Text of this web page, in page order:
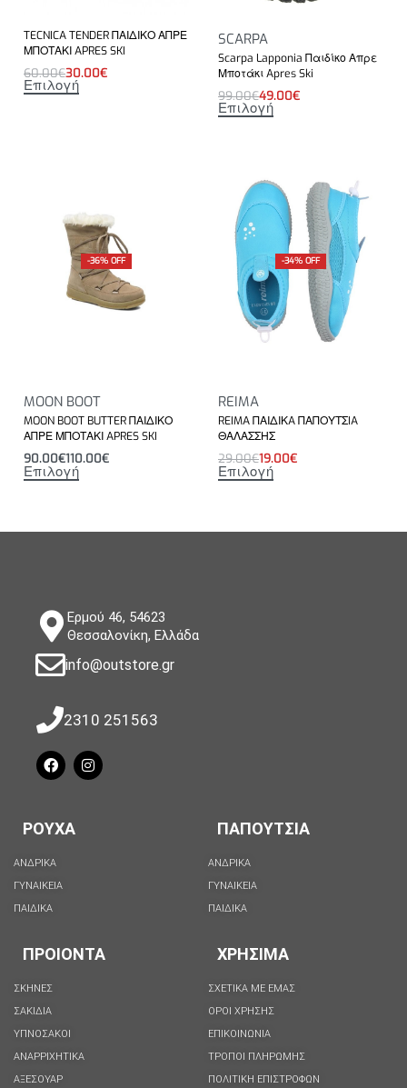
TECNICA TENDER ΠΑΙΔΙΚΟ ΑΠΡΕ
ΜΠΟΤΑΚΙ APRES SKI
60.00€30.00€
Επιλογή
SCARPA
Scarpa Lapponia Παιδίκο Απρε
Μποτάκι Apres Ski
99.00€49.00€
Επιλογή
-36% OFF
MOON BOOT
MOON BOOT BUTTER ΠΑΙΔΙΚΟ
ΑΠΡΕ ΜΠΟΤΑΚΙ APRES SKI
90.00€110.00€
Επιλογή
-34% OFF
REIMA
REIMA ΠΑΙΔΙΚA ΠΑΠΟΥΤΣIA
ΘΑΛΑΣΣΗΣ
29.00€19.00€
Επιλογή
Ερμού 46, 54623
Θεσσαλονίκη, Ελλάδα
info@outstore.gr
2310 251563
ΡΟΥΧΑ
ΑΝΔΡΙΚΑ
ΓΥΝΑΙΚΕΙΑ
ΠΑΙΔΙΚΑ
ΠΑΠΟΥΤΣΙΑ
ΑΝΔΡΙΚΑ
ΓΥΝΑΙΚΕΙΑ
ΠΑΙΔΙΚΑ
ΠΡΟΙΟΝΤΑ
ΣΚΗΝΕΣ
ΣΑΚΙΔΙΑ
ΥΠΝΟΣΑΚΟΙ
ΑΝΑΡΡΙΧΗΤΙΚΑ
ΑΞΕΣΟΥΑΡ
ΧΡΗΣΙΜΑ
ΣΧΕΤΙΚΑ ΜΕ ΕΜΑΣ
ΟΡΟΙ ΧΡΗΣΗΣ
ΕΠΙΚΟΙΝΩΝΙΑ
ΤΡΟΠΟΙ ΠΛΗΡΩΜΗΣ
ΠΟΛΙΤΙΚΗ ΕΠΙΣΤΡΟΦΩΝ